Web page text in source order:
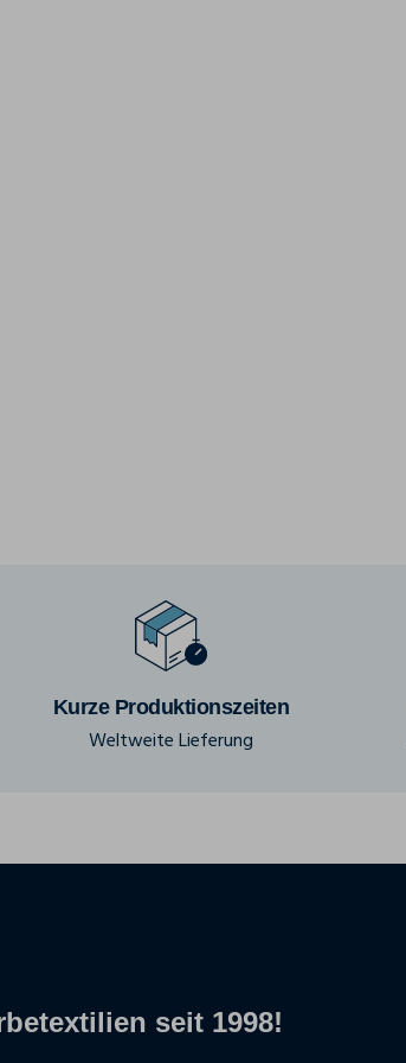
Kurze Produktionszeiten
Weltweite Lieferung
seit 1998!